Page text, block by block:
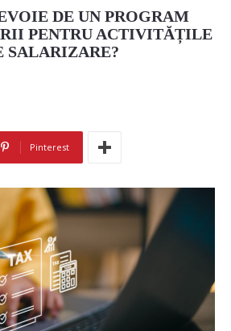
DE UN PROGRAM
PENTRU ACTIVITĂȚILE
SALARIZARE?
Pinterest